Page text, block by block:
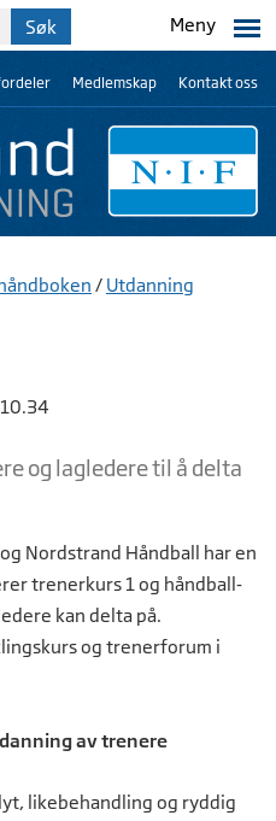
Meny
Medlemskap Kontakt oss
/ Utdanning
og lagledere til å delta
Nordstrand Håndball har en
trenerkurs 1 og håndball‐
kan delta på.
og trenerforum i
av trenere
likebehandling og ryddig